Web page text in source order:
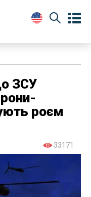
ЗСУ
роєм
33171